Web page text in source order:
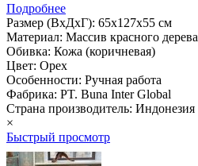
Подробнее
Размер (ВхДхГ): 65х127х55 см
Материал: Массив красного дерева
Обивка: Кожа (коричневая)
Цвет: Орех
Особенности: Ручная работа
Фабрика: PT. Buna Inter Global
Страна производитель: Индонезия
×
Быстрый просмотр